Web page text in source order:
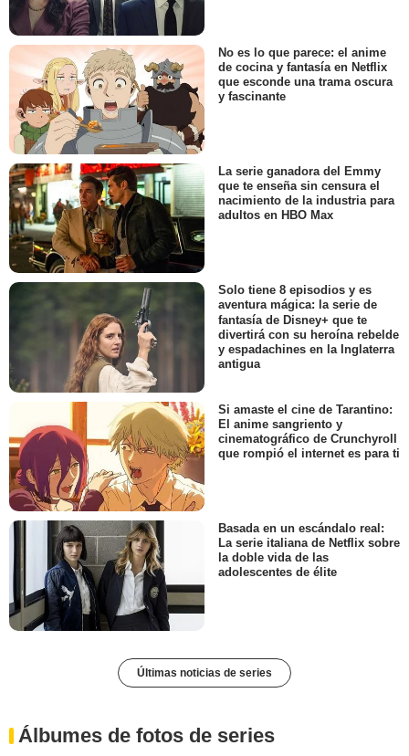
No es lo que parece: el anime
de cocina y fantasía en Netflix
que esconde una trama oscura
y fascinante
La serie ganadora del Emmy
que te enseña sin censura el
nacimiento de la industria para
adultos en HBO Max
Solo tiene 8 episodios y es
aventura mágica: la serie de
fantasía de Disney+ que te
divertirá con su heroína rebelde
y espadachines en la Inglaterra
antigua
Si amaste el cine de Tarantino:
El anime sangriento y
cinematográfico de Crunchyroll
que rompió el internet es para ti
Basada en un escándalo real:
La serie italiana de Netflix sobre
la doble vida de las
adolescentes de élite
Últimas noticias de series
Álbumes de fotos de series